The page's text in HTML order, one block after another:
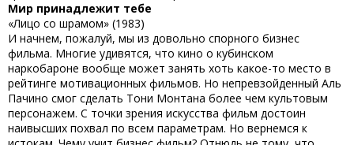
Мир принадлежит тебе
«Лицо со шрамом» (1983)
И начнем, пожалуй, мы из довольно спорного бизнес
фильма. Многие удивятся, что кино о кубинском
наркобароне вообще может занять хоть какое-то место в
рейтинге мотивационных фильмов. Но непревзойденный Аль
Пачино смог сделать Тони Монтана более чем культовым
персонажем. С точки зрения искусства фильм достоин
наивысших похвал по всем параметрам. Но вернемся к